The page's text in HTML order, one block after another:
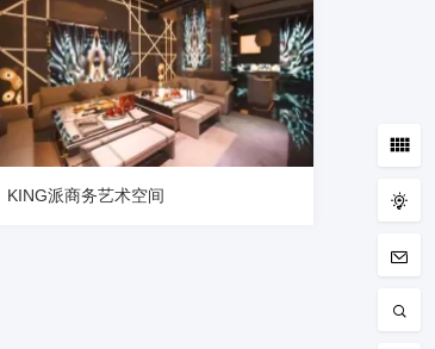
KING派商务艺术空间